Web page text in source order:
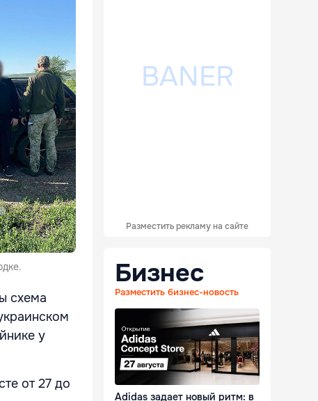
схема
у
от 27 до
Разместить рекламу на сайте
Бизнес
Разместить бизнес-новость
Adidas задает новый ритм: в